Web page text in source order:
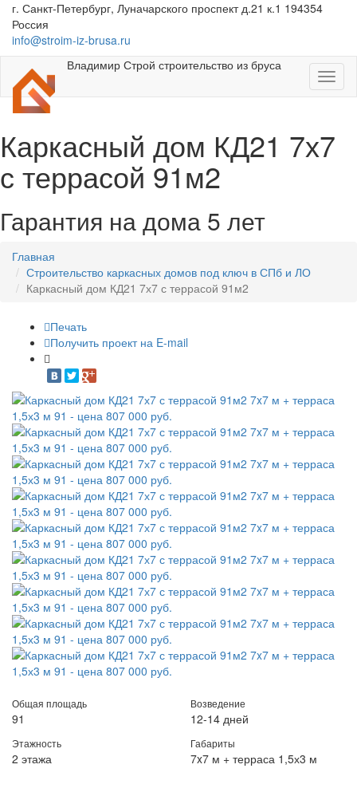
г. Санкт-Петербург, Луначарского проспект д.21 к.1 194354
Россия
info@stroim-iz-brusa.ru
Владимир Строй строительство из бруса
Каркасный дом КД21 7х7
с террасой 91м2
Гарантия на дома 5 лет
Главная
Строительство каркасных домов под ключ в СПб и ЛО
Каркасный дом КД21 7х7 с террасой 91м2
Печать
Получить проект на E-mail
Общая площадь
91
Возведение
12-14 дней
Этажность
2 этажа
Габариты
7x7 м + терраса 1,5х3 м